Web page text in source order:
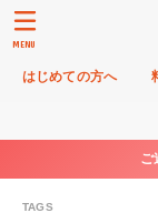
はじめての方へ
MENU
ご